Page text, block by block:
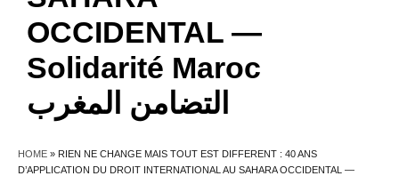
OCCIDENTAL —
Solidarité Maroc
التضامن المغرب
HOME » RIEN NE CHANGE MAIS TOUT EST DIFFERENT : 40 ANS
D’APPLICATION DU DROIT INTERNATIONAL AU SAHARA OCCIDENTAL —